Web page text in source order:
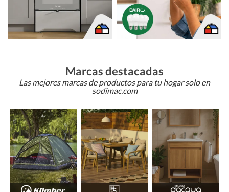
Marcas destacadas
Las mejores marcas de productos para tu hogar solo en
sodimac.com